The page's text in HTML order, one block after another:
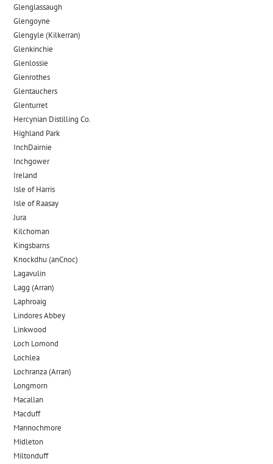
Glenglassaugh
Glengoyne
Glengyle (Kilkerran)
Glenkinchie
Glenlossie
Glenrothes
Glentauchers
Glenturret
Hercynian Distilling Co.
Highland Park
InchDairnie
Inchgower
Ireland
Isle of Harris
Isle of Raasay
Jura
Kilchoman
Kingsbarns
Knockdhu (anCnoc)
Lagavulin
Lagg (Arran)
Laphroaig
Lindores Abbey
Linkwood
Loch Lomond
Lochlea
Lochranza (Arran)
Longmorn
Macallan
Macduff
Mannochmore
Midleton
Miltonduff